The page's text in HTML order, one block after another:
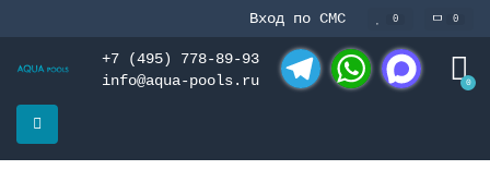
Вход по СМС 0 0
+7 (495) 778-89-93
info@aqua-pools.ru
0